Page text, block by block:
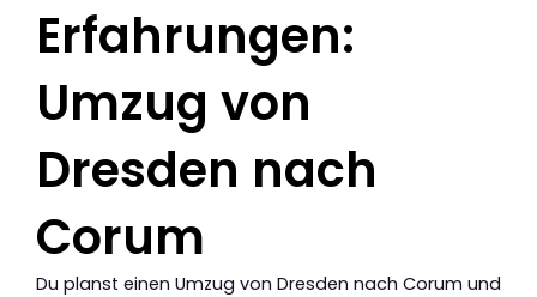
Erfahrungen:
Umzug von
Dresden nach
Corum
Du planst einen Umzug von Dresden nach Corum und